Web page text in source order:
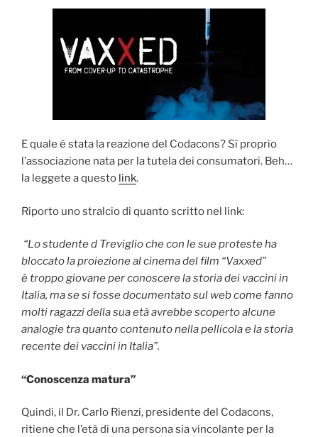
E quale è stata la reazione del Codacons? Sì proprio
l’associazione nata per la tutela dei consumatori. Beh…
la leggete a questo link.
Riporto uno stralcio di quanto scritto nel link:
“Lo studente d Treviglio che con le sue proteste ha
bloccato la proiezione al cinema del film “Vaxxed”
è troppo giovane per conoscere la storia dei vaccini in
Italia, ma se si fosse documentato sul web come fanno
molti ragazzi della sua età avrebbe scoperto alcune
analogie tra quanto contenuto nella pellicola e la storia
recente dei vaccini in Italia”.
“Conoscenza matura”
Quindi, il Dr. Carlo Rienzi, presidente del Codacons,
ritiene che l’età di una persona sia vincolante per la